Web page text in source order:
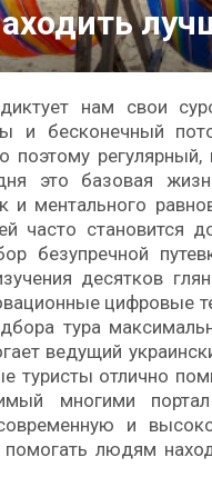
нам свои
и бесконечный
поэтому
это базовая
и ментального
часто становится
безупречной
десятков
цифровые
тура
ведущий
туристы отлично
многими
и
людям